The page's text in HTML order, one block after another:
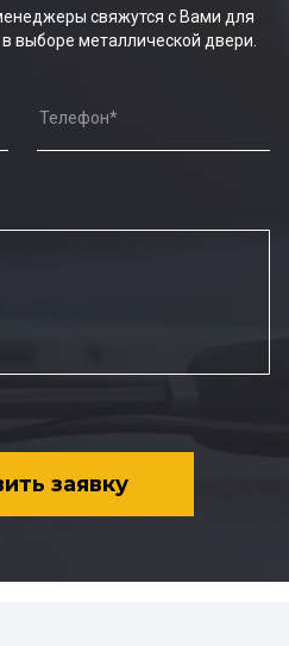
свяжутся с Вами для
выборе металлической двери.
заявку